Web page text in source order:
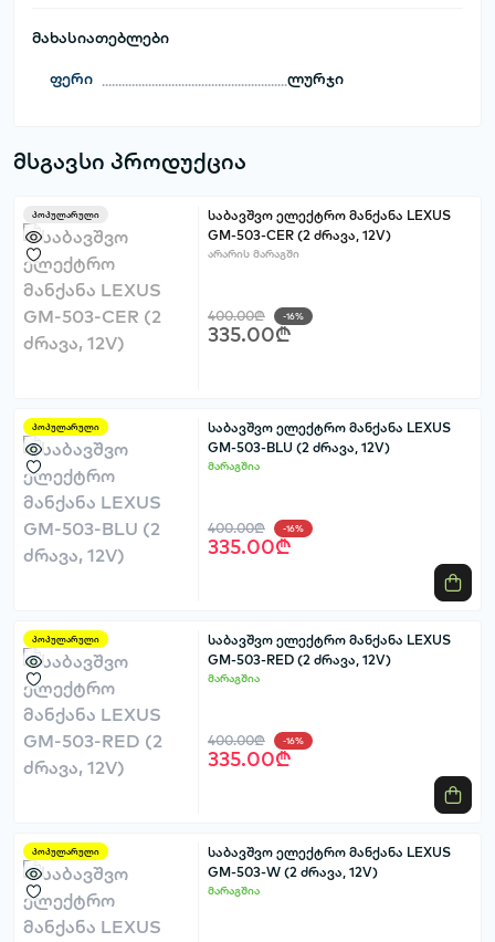
მახასიათებლები
ფერი ლურჯი
მსგავსი პროდუქცია
პოპულარული
საბავშვო ელექტრო მანქანა LEXUS
GM-503-CER (2 ძრავა, 12V)
არარის მარაგში
400.00₾ -16%
335.00₾
პოპულარული
საბავშვო ელექტრო მანქანა LEXUS
GM-503-BLU (2 ძრავა, 12V)
მარაგშია
400.00₾ -16%
335.00₾
პოპულარული
საბავშვო ელექტრო მანქანა LEXUS
GM-503-RED (2 ძრავა, 12V)
მარაგშია
400.00₾ -16%
335.00₾
პოპულარული
საბავშვო ელექტრო მანქანა LEXUS
GM-503-W (2 ძრავა, 12V)
მარაგშია